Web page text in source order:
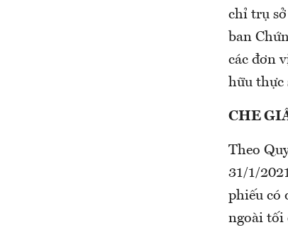
chỉ trụ
ban
các đơn
hữu thực
CHE
Theo
31/1/
phiếu có
ngoài tối